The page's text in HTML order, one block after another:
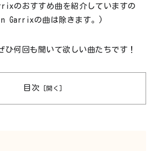
のおすすめ曲を紹介していますの
Garrixの曲は除きます。)
ひ何回も聞いて欲しい曲たちです！
目次